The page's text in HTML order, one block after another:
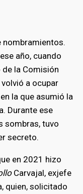
nombramientos.
año, cuando
la Comisión
a ocupar
la que asumió la
Durante ese
sombras, tuvo
secreto.
en 2021 hizo
Carvajal, exjefe
quien, solicitado